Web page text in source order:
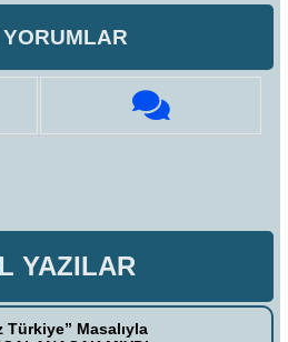
YAZILAR
Türkiye” Masalıyla